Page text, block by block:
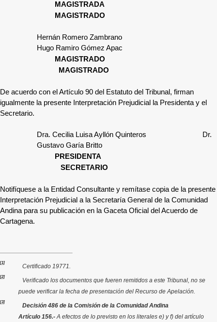
MAGISTRADO
Hernán Romero Zambrano
Hugo Ramiro Gómez Apac
MAGISTRADO
De acuerdo con el Artículo 90 del Estatuto del Tribunal, firman
igualmente la presente Interpretación Prejudicial la Presidenta y el
Secretario.
Dra. Cecilia Luisa Ayllón Quinteros Dr.
Gustavo Garía Britto
PRESIDENTA
SECRETARIO
Notifíquese a la Entidad Consultante y remítase copia de la presente
Interpretación Prejudicial a la Secretaría General de la Comunidad
Andina para su publicación en la Gaceta Oficial del Acuerdo de
Cartagena.
[1]
Certificado 19771.
[2]
Verificado los documentos que fueren remitidos a este Tribunal, no se
puede verificar la fecha de presentación del Recurso de Apelación.
[3]
Decisión 486 de la Comisión de la Comunidad Andina
Artículo 156.-A efectos de lo previsto en los literales e) y f) del artículo